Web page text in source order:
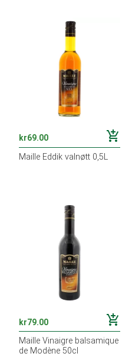
kr69.00 add_shopping_cart
Maille Eddik valnøtt 0,5L
kr79.00 add_shopping_cart
Maille Vinaigre balsamique
de Modène 50cl